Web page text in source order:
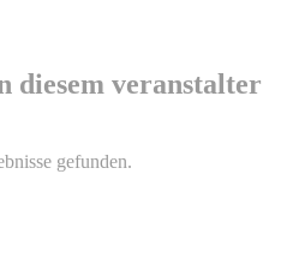
diesem veranstalter
gefunden.